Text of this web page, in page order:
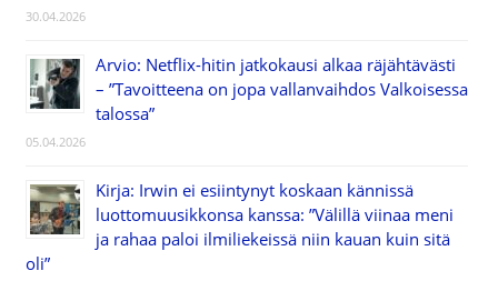
30.04.2026
Arvio: Netflix-hitin jatkokausi alkaa räjähtävästi
– ”Tavoitteena on jopa vallanvaihdos Valkoisessa
talossa”
05.04.2026
Kirja: Irwin ei esiintynyt koskaan kännissä
luottomuusikkonsa kanssa: ”Välillä viinaa meni
ja rahaa paloi ilmiliekeissä niin kauan kuin sitä
oli”